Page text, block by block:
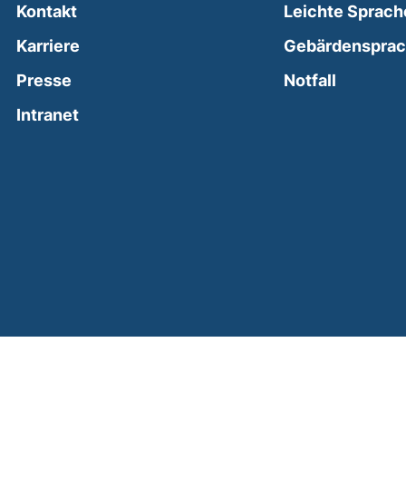
Kontakt
Karriere
Presse
Intranet(external link, opens in a new window)
Leichte
Notfall